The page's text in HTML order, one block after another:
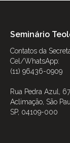
Seminário
Contatos da
Cel/WhatsApp:
(11) 96436-0909
Rua Pedra Azul,
Aclimação, São
SP, 04109-000